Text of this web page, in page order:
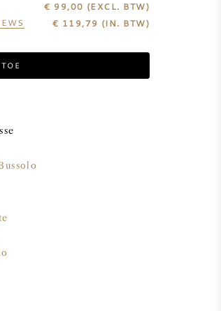
€ 99,00 (EXCL. BTW)
€ 119,79 (IN. BTW)